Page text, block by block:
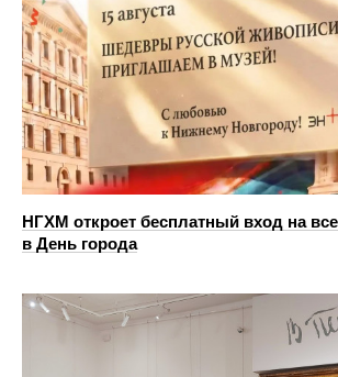
НГХМ откроет бесплатный вход на
в День города